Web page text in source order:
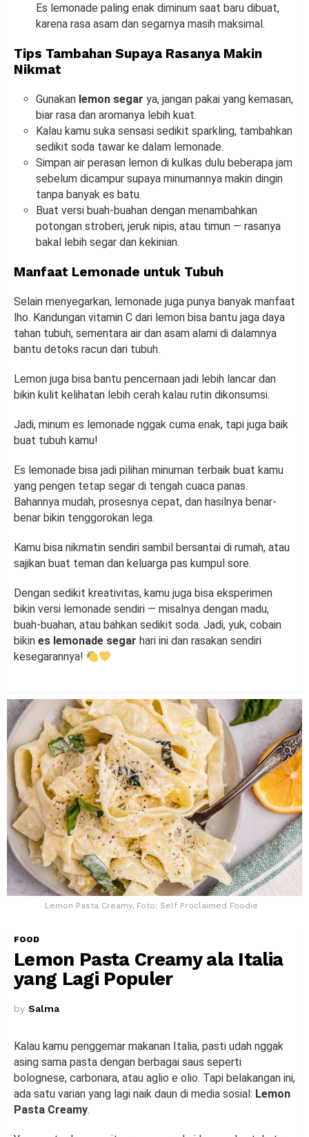
Es lemonade paling enak diminum saat baru dibuat,
karena rasa asam dan segarnya masih maksimal.
Tips Tambahan Supaya Rasanya Makin
Nikmat
Gunakan lemon segar ya, jangan pakai yang kemasan,
biar rasa dan aromanya lebih kuat.
Kalau kamu suka sensasi sedikit sparkling, tambahkan
sedikit soda tawar ke dalam lemonade.
Simpan air perasan lemon di kulkas dulu beberapa jam
sebelum dicampur supaya minumannya makin dingin
tanpa banyak es batu.
Buat versi buah-buahan dengan menambahkan
potongan stroberi, jeruk nipis, atau timun — rasanya
bakal lebih segar dan kekinian.
Manfaat Lemonade untuk Tubuh
Selain menyegarkan, lemonade juga punya banyak manfaat
lho. Kandungan vitamin C dari lemon bisa bantu jaga daya
tahan tubuh, sementara air dan asam alami di dalamnya
bantu detoks racun dari tubuh.
Lemon juga bisa bantu pencernaan jadi lebih lancar dan
bikin kulit kelihatan lebih cerah kalau rutin dikonsumsi.
Jadi, minum es lemonade nggak cuma enak, tapi juga baik
buat tubuh kamu!
Es lemonade bisa jadi pilihan minuman terbaik buat kamu
yang pengen tetap segar di tengah cuaca panas.
Bahannya mudah, prosesnya cepat, dan hasilnya benar-
benar bikin tenggorokan lega.
Kamu bisa nikmatin sendiri sambil bersantai di rumah, atau
sajikan buat teman dan keluarga pas kumpul sore.
Dengan sedikit kreativitas, kamu juga bisa eksperimen
bikin versi lemonade sendiri — misalnya dengan madu,
buah-buahan, atau bahkan sedikit soda. Jadi, yuk, cobain
bikin es lemonade segar hari ini dan rasakan sendiri
kesegarannya!
Lemon Pasta Creamy, Foto: Self Proclaimed Foodie
FOOD
Lemon Pasta Creamy ala Italia
yang Lagi Populer
by Salma
Kalau kamu penggemar makanan Italia, pasti udah nggak
asing sama pasta dengan berbagai saus seperti
bolognese, carbonara, atau aglio e olio. Tapi belakangan ini,
ada satu varian yang lagi naik daun di media sosial: Lemon
Pasta Creamy.